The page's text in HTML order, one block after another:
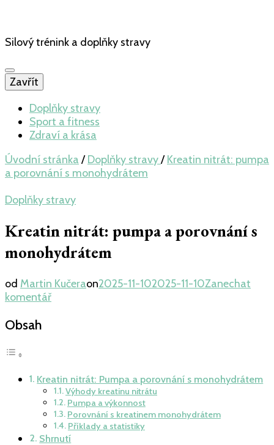
Silový trénink a doplňky stravy
Zavřít
Doplňky stravy
Sport a fitness
Zdraví a krása
Úvodní stránka / Doplňky stravy/ Kreatin nitrát: pumpa
a porovnání s monohydrátem
Doplňky stravy
Kreatin nitrát: pumpa a porovnání s
monohydrátem
od Martin Kučeraon2025-11-102025-11-10Zanechat
komentářna
s
monohydrátem
Obsah
Kreatin nitrát: Pumpa a porovnání s monohydrátem
Výhody kreatinu nitrátu
Pumpa a výkonnost
Porovnání s kreatinem monohydrátem
Příklady a statistiky
Shrnutí